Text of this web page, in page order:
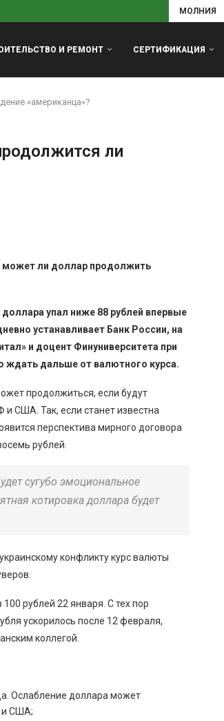
МОЛНИЯ
И РЕМОНТ СЕРТИФИКАЦИЯ
«американца»?
ли
может ли доллар продолжить
упал ниже 88 рублей впервые
устанавливает Банк России, на
и доцент Финуниверситета при
ждать дальше от валютного курса.
продолжиться, если будут
США. Так, если станет известна
перспектива мирного договора
рублей.
сугубо эмоциональное
котировка доллара будет
конфликту курс валюты
рублей 22 января. С тех пор
ускорилось после 12 февраля,
коллегой.
Ослабление доллара может
и США;